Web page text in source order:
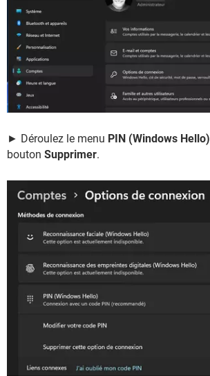
► Déroulez le menu PIN (Windows Hello)
bouton Supprimer.